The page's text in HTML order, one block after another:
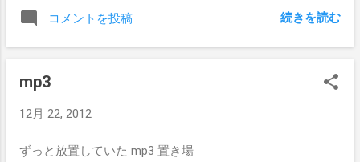
コメントを投稿 続きを読む
mp3
12月 22, 2012
ずっと放置していた mp3 置き場